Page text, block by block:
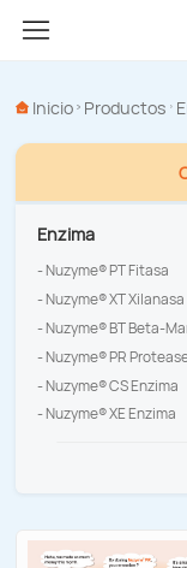
Inicio Productos
Enzima
- Nuzyme® PT Fitasa
- Nuzyme® XT Xilanasa
- Nuzyme® BT Beta-
- Nuzyme® PR
- Nuzyme® CS Enzima
- Nuzyme® XE Enzima